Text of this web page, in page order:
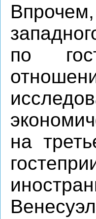
по
на